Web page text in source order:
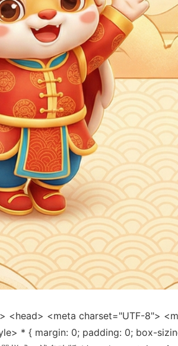
<head> <meta charset="UTF-8">
* { margin: 0; padding: 0; box-